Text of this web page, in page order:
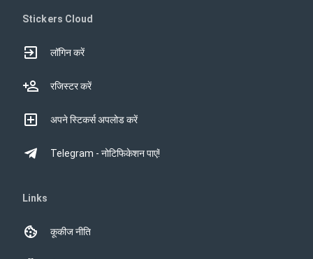
Stickers Cloud
लॉगिन करें
रजिस्टर करें
अपने स्टिकर्स अपलोड करें
Telegram - नोटिफिकेशन पाएं!
Links
कूकीज नीति